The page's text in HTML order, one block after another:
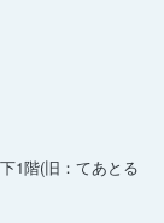
1階(旧：てあとる